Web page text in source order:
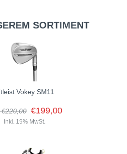
SORTIMENT
Vokey SM11
€220,00 €199,00
inkl. 19% MwSt.